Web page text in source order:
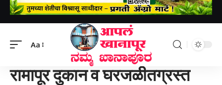
Aa
खानापूर तालुका>रामापूर दुकान व घरजळीतग्रस्त कुटुंबाला काँग्रेस नेते इरफान तालिकोटी यांच्या कडून मदत
रामापूर दुकान व घरजळीतग्रस्त